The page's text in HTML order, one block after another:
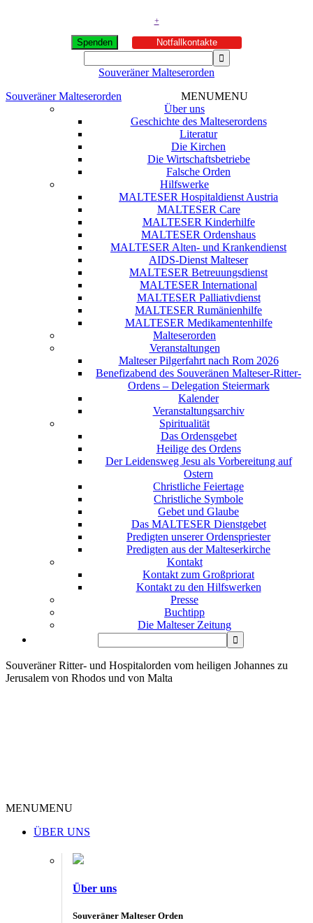
+
Spenden Notfallkontakte
Souveräner Malteserorden
Souveräner Malteserorden
MENUMENU
Über uns
Geschichte des Malteserordens
Literatur
Die Kirchen
Die Wirtschaftsbetriebe
Falsche Orden
Hilfswerke
MALTESER Hospitaldienst Austria
MALTESER Care
MALTESER Kinderhilfe
MALTESER Ordenshaus
MALTESER Alten- und Krankendienst
AIDS-Dienst Malteser
MALTESER Betreuungsdienst
MALTESER International
MALTESER Palliativdienst
MALTESER Rumänienhilfe
MALTESER Medikamentenhilfe
Malteserorden
Veranstaltungen
Malteser Pilgerfahrt nach Rom 2026
Benefizabend des Souveränen Malteser-Ritter-
Ordens – Delegation Steiermark
Kalender
Veranstaltungsarchiv
Spiritualität
Das Ordensgebet
Heilige des Ordens
Der Leidensweg Jesu als Vorbereitung auf
Ostern
Christliche Feiertage
Christliche Symbole
Gebet und Glaube
Das MALTESER Dienstgebet
Predigten unserer Ordenspriester
Predigten aus der Malteserkirche
Kontakt
Kontakt zum Großpriorat
Kontakt zu den Hilfswerken
Presse
Buchtipp
Die Malteser Zeitung
Souveräner Ritter- und Hospitalorden vom heiligen Johannes zu
Jerusalem von Rhodos und von Malta
MENUMENU
ÜBER UNS
Über uns
Souveräner Malteser Orden